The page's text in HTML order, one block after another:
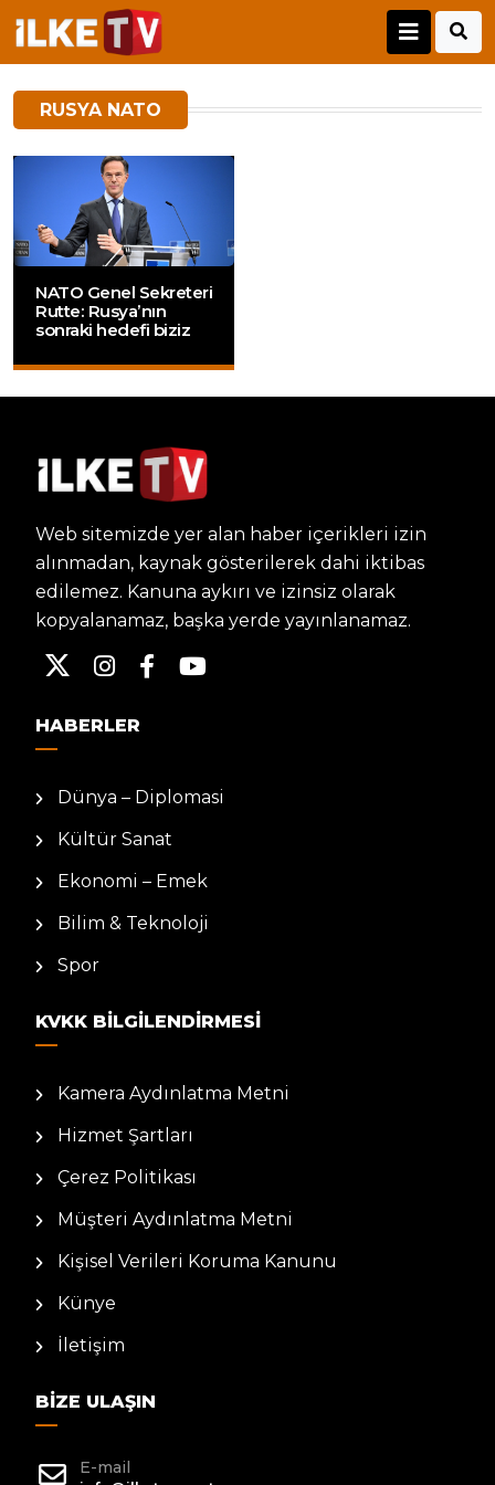
RUSYA NATO
NATO Genel Sekreteri
Rutte: Rusya’nın
sonraki hedefi biziz
Web sitemizde yer alan haber içerikleri izin
alınmadan, kaynak gösterilerek dahi iktibas
edilemez. Kanuna aykırı ve izinsiz olarak
kopyalanamaz, başka yerde yayınlanamaz.
HABERLER
Dünya – Diplomasi
Kültür Sanat
Ekonomi – Emek
Bilim & Teknoloji
Spor
KVKK BILGILENDIRMESI
Kamera Aydınlatma Metni
Hizmet Şartları
Çerez Politikası
Müşteri Aydınlatma Metni
Kişisel Verileri Koruma Kanunu
Künye
İletişim
BIZE ULAŞIN
E-mail